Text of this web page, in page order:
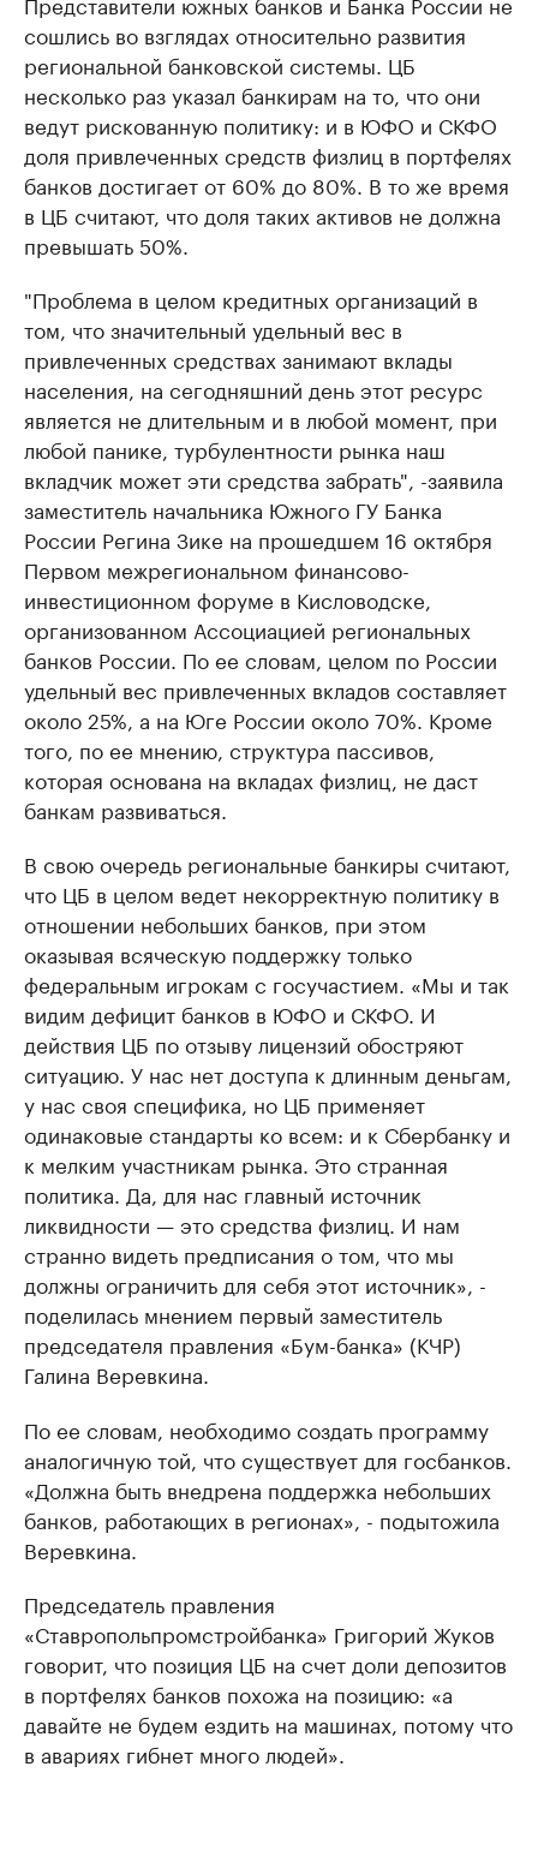
сошлись во взглядах относительно развития
региональной банковской системы. ЦБ
несколько раз указал банкирам на то, что они
ведут рискованную политику: и в ЮФО и СКФО
доля привлеченных средств физлиц в портфелях
банков достигает от 60% до 80%. В то же время
в ЦБ считают, что доля таких активов не должна
превышать 50%.
"Проблема в целом кредитных организаций в
том, что значительный удельный вес в
привлеченных средствах занимают вклады
населения, на сегодняшний день этот ресурс
является не длительным и в любой момент, при
любой панике, турбулентности рынка наш
вкладчик может эти средства забрать", -заявила
заместитель начальника Южного ГУ Банка
России Регина Зике на прошедшем 16 октября
Первом межрегиональном финансово-
инвестиционном форуме в Кисловодске,
организованном Ассоциацией региональных
банков России. По ее словам, целом по России
удельный вес привлеченных вкладов составляет
около 25%, а на Юге России около 70%. Кроме
того, по ее мнению, структура пассивов,
которая основана на вкладах физлиц, не даст
банкам развиваться.
В свою очередь региональные банкиры считают,
что ЦБ в целом ведет некорректную политику в
отношении небольших банков, при этом
оказывая всяческую поддержку только
федеральным игрокам с госучастием. «Мы и так
видим дефицит банков в ЮФО и СКФО. И
действия ЦБ по отзыву лицензий обостряют
ситуацию. У нас нет доступа к длинным деньгам,
у нас своя специфика, но ЦБ применяет
одинаковые стандарты ко всем: и к Сбербанку и
к мелким участникам рынка. Это странная
политика. Да, для нас главный источник
ликвидности — это средства физлиц. И нам
странно видеть предписания о том, что мы
должны ограничить для себя этот источник», -
поделилась мнением первый заместитель
председателя правления «Бум-банка» (КЧР)
Галина Веревкина.
По ее словам, необходимо создать программу
аналогичную той, что существует для госбанков.
«Должна быть внедрена поддержка небольших
банков, работающих в регионах», - подытожила
Веревкина.
Председатель правления
«Ставропольпромстройбанка» Григорий Жуков
говорит, что позиция ЦБ на счет доли депозитов
в портфелях банков похожа на позицию: «а
давайте не будем ездить на машинах, потому что
в авариях гибнет много людей».